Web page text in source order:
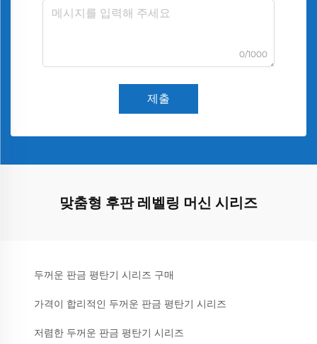
0/1000
제출
맞춤형 후판 레벨링 머신 시리즈
두꺼운 판금 평탄기 시리즈 구매
가격이 합리적인 두꺼운 판금 평탄기 시리즈
저렴한 두꺼운 판금 평탄기 시리즈